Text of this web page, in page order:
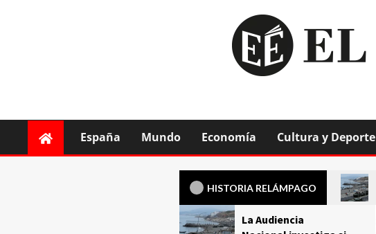
España Mundo Economía Cultura y Deporte
HISTORIA RELÁMPAGO
La Audiencia